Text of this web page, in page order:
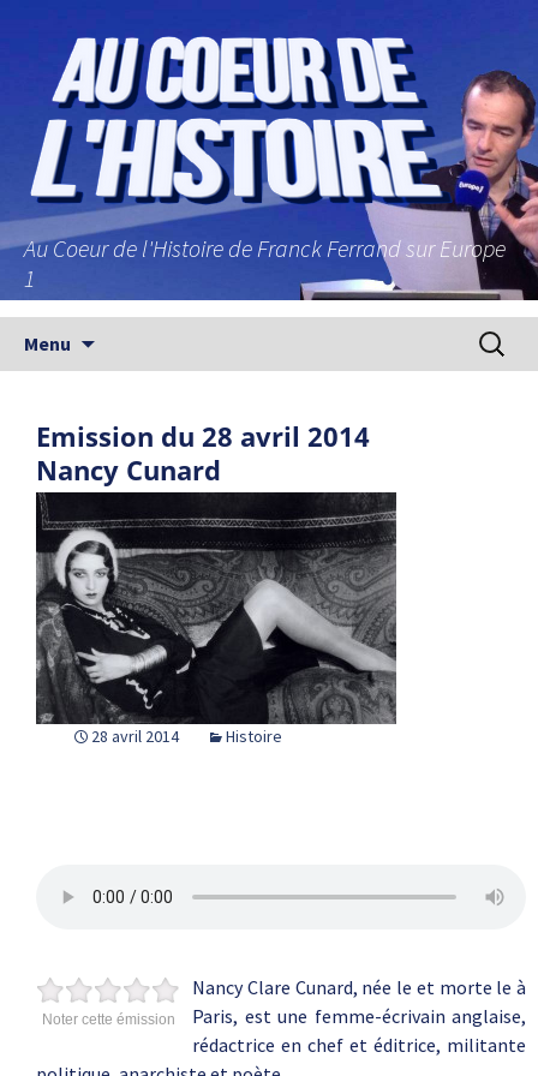
Au Coeur de l'Histoire de Franck Ferrand sur Europe
1
Menu
Emission du 28 avril 2014
Nancy Cunard
28 avril 2014 Histoire
Noter cette émission
Nancy Clare Cunard, née le et morte le à
Paris, est une femme-écrivain anglaise,
rédactrice en chef et éditrice, militante